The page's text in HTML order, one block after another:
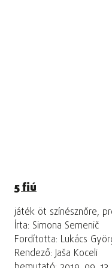
5 fiú
játék öt színésznőre,
Írta: Simona Semenič
Fordította: Lukács
Rendező: Jaša Koceli